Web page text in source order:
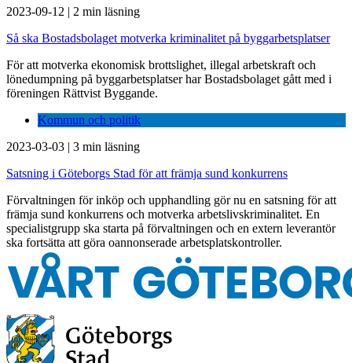
2023-09-12 | 2 min läsning
Så ska Bostadsbolaget motverka kriminalitet på byggarbetsplatser
För att motverka ekonomisk brottslighet, illegal arbetskraft och
lönedumpning på byggarbetsplatser har Bostadsbolaget gått med i
föreningen Rättvist Byggande.
Kommun och politik
2023-03-03 | 3 min läsning
Satsning i Göteborgs Stad för att främja sund konkurrens
Förvaltningen för inköp och upphandling gör nu en satsning för att
främja sund konkurrens och motverka arbetslivskriminalitet. En
specialistgrupp ska starta på förvaltningen och en extern leverantör
ska fortsätta att göra oannonserade arbetsplatskontroller.